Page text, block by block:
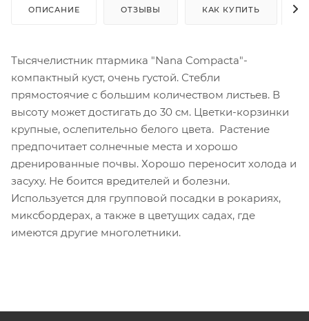
ОПИСАНИЕ ОТЗЫВЫ КАК КУПИТЬ
Тысячелистник птармика "Nana Compacta"-
компактный куст, очень густой. Стебли
прямостоячие с большим количеством листьев. В
высоту может достигать до 30 см. Цветки-корзинки
крупные, ослепительно белого цвета. Растение
предпочитает солнечные места и хорошо
дренированные почвы. Хорошо переносит холода и
засуху. Не боится вредителей и болезни.
Используется для групповой посадки в рокариях,
миксбордерах, а также в цветущих садах, где
имеются другие многолетники.